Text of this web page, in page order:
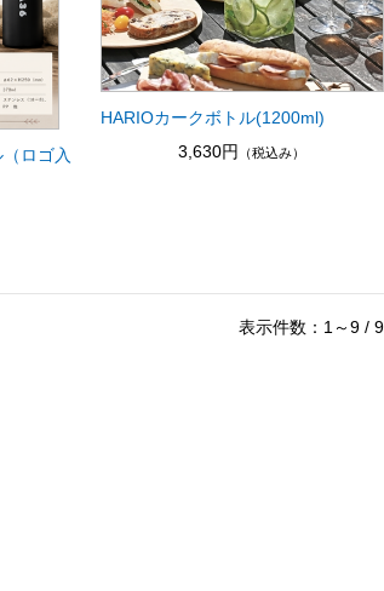
ロゴ入
HARIOカークボトル(1200ml)
3,630円
（税込み）
表示件数：1～9 / 9